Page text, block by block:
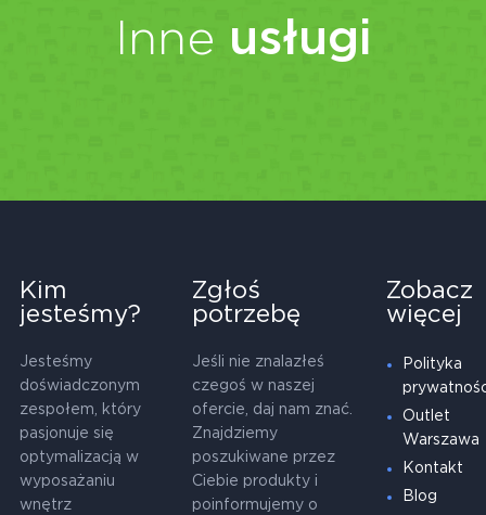
Inne usługi
Kim
jesteśmy?
Jesteśmy
doświadczonym
zespołem, który
pasjonuje się
optymalizacją w
wyposażaniu
wnętrz
Zgłoś
potrzebę
Jeśli nie znalazłeś
czegoś w naszej
ofercie, daj nam znać.
Znajdziemy
poszukiwane przez
Ciebie produkty i
poinformujemy o
Zobacz
więcej
Polityka
Outlet
Warszawa
Kontakt
Blog